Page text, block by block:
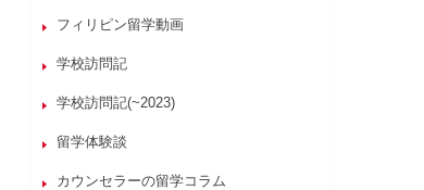
フィリピン留学動画
学校訪問記
学校訪問記(~2023)
留学体験談
カウンセラーの留学コラム